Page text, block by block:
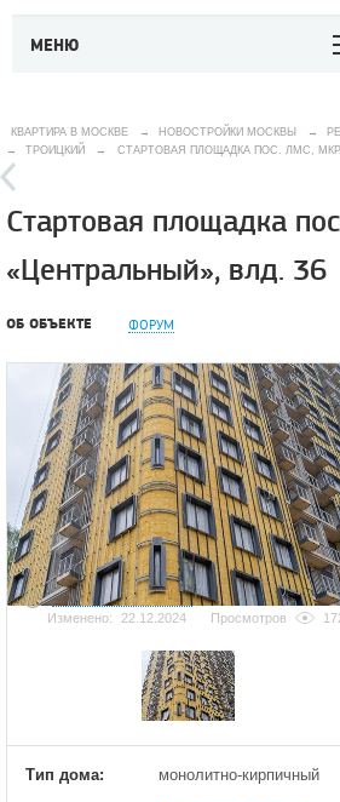
МЕНЮ
КВАРТИРА В МОСКВЕ → НОВОСТРОЙКИ МОСКВЫ →
→
ТРОИЦКИЙ → СТАРТОВАЯ ПЛОЩАДКА ПОС. ЛМС,
Стартовая площадка
«Центральный», влд. 36
ОБ ОБЪЕКТЕ ФОРУМ
Добавить фотографию
Изменено:
22.12.2024 Просмотров
Тип дома: монолитно-кирпичный